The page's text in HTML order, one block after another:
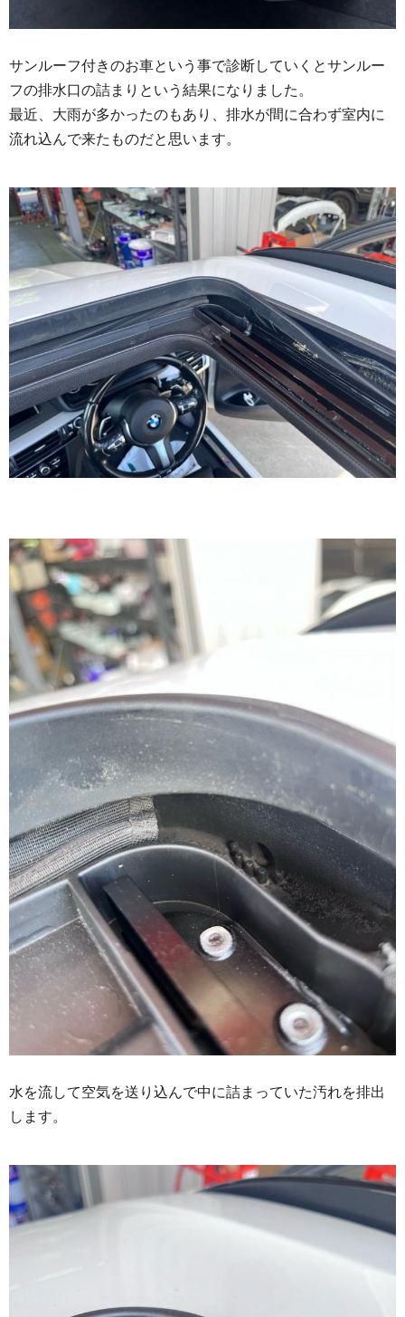
サンルーフ付きのお車という事で診断していくとサンルー
フの排水口の詰まりという結果になりました。
最近、大雨が多かったのもあり、排水が間に合わず室内に
流れ込んで来たものだと思います。
水を流して空気を送り込んで中に詰まっていた汚れを排出
します。